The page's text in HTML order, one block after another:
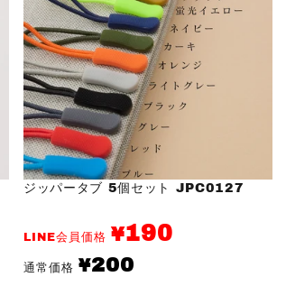
ジッパータブ 5個セット JPC0127
LINE会員価格 ¥190
通常価格
通
常
¥200